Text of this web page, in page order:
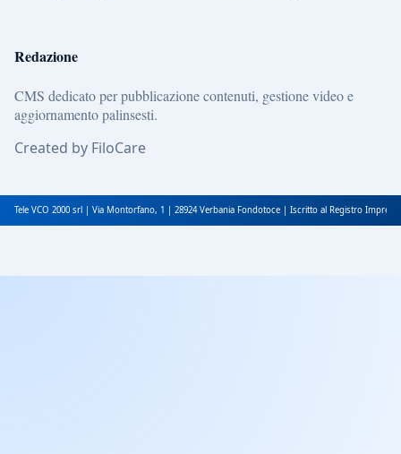
Redazione
CMS dedicato per pubblicazione contenuti, gestione video e
aggiornamento palinsesti.
Created by FiloCare
Tele VCO 2000 srl | Via Montorfano, 1 | 28924 Verbania Fondotoce | Iscritto al Registro Imprese